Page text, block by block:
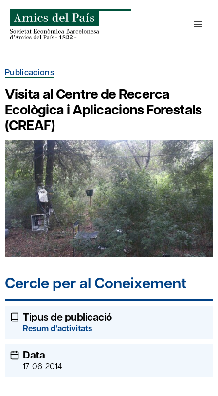
content
Publicacions
Visita al Centre de Recerca
Ecològica i Aplicacions Forestals
(CREAF)
Cercle per al Coneixement
Tipus de publicació
Resum d’activitats
Data
17-06-2014